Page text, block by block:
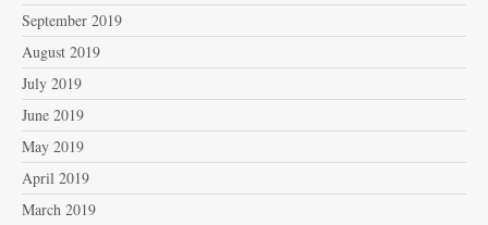
September 2019
August 2019
July 2019
June 2019
May 2019
April 2019
March 2019